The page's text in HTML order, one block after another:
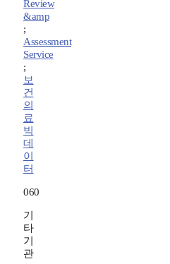
Review
&amp
;
Assessment
Service
;
보
건
의
료
빅
데
이
터
060
기
타
기
관